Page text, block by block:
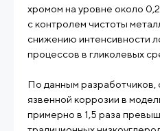
хромом на уровне около
с контролем чистоты
снижению интенсивности
процессов в гликолевых
По данным разработчиков,
язвенной коррозии в
примерно в 1,5 раза